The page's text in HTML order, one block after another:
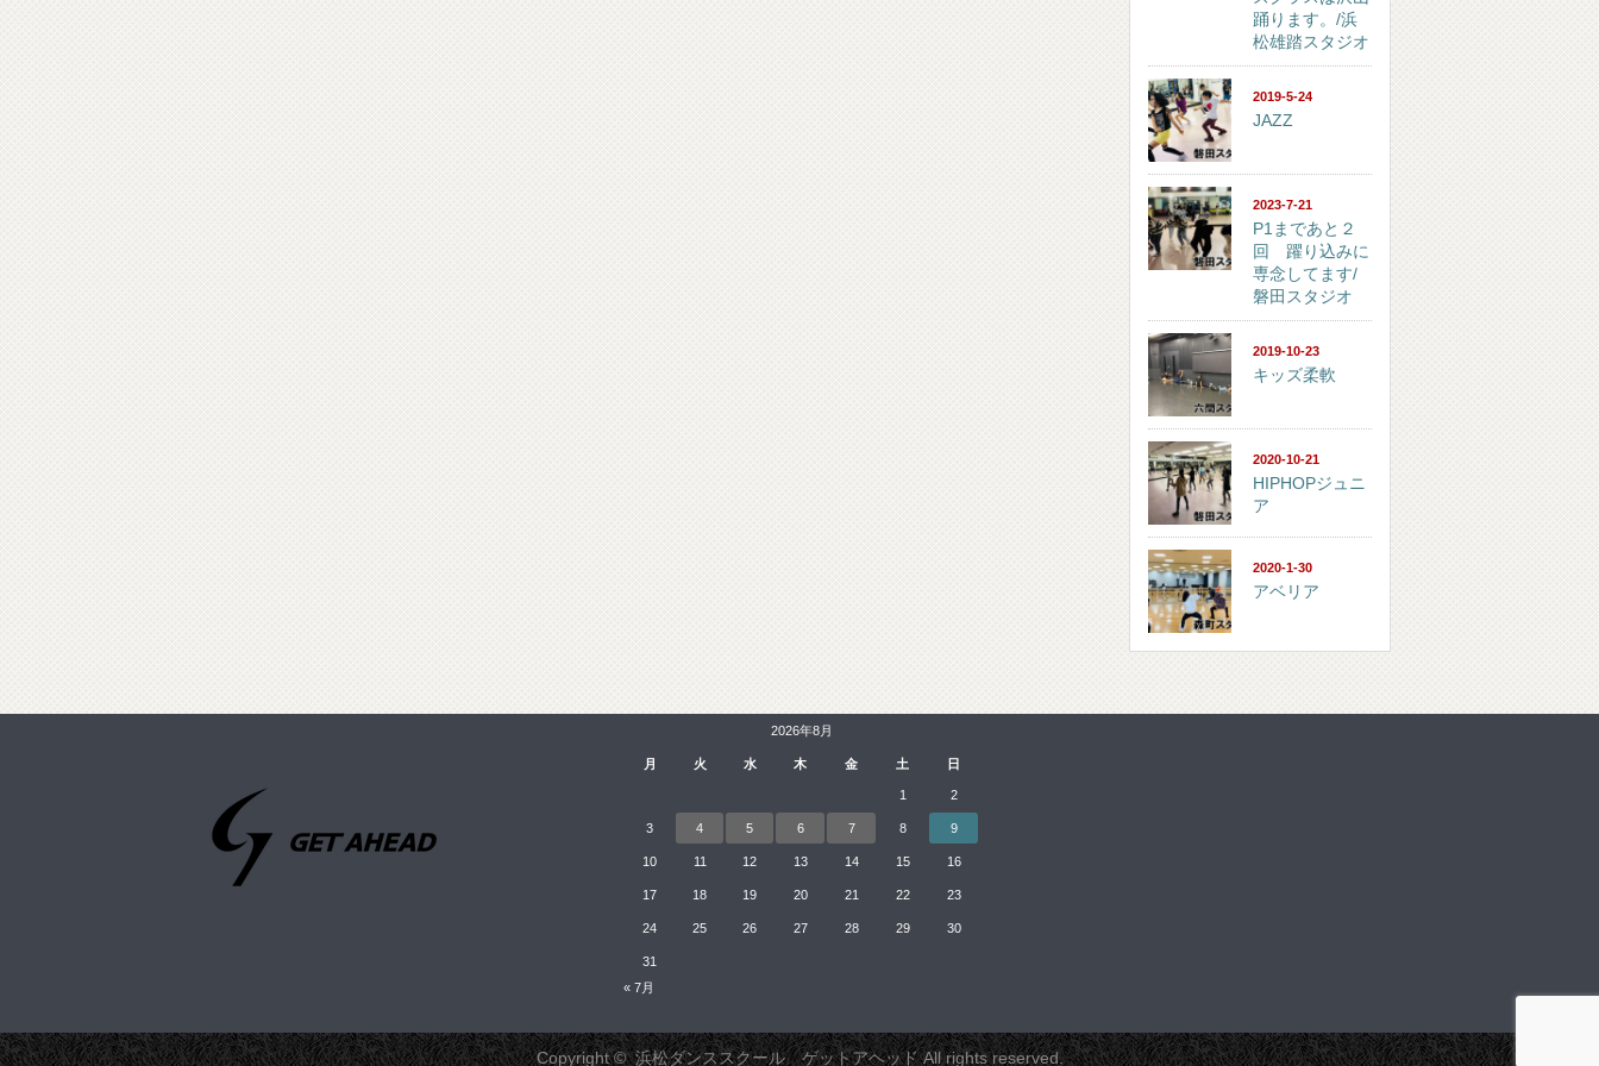
踊ります。/浜
松雄踏スタジオ
2019-5-24
JAZZ
2023-7-21
P1まであと２
回 躍り込みに
専念してます/
磐田スタジオ
2019-10-23
キッズ柔軟
2020-10-21
HIPHOPジュニ
ア
2020-1-30
アベリア
2026年8月
月 火 水 木 金 土 日
1 2
3 4 5 6 7 8 9
10 11 12 13 14 15 16
17 18 19 20 21 22 23
24 25 26 27 28 29 30
31
« 7月
Copyright ©浜松ダンススクール ゲットアヘッドAll rights reserved.